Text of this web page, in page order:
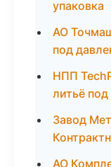
упаковка
АО
под
НПП
литьё
Завод
АО